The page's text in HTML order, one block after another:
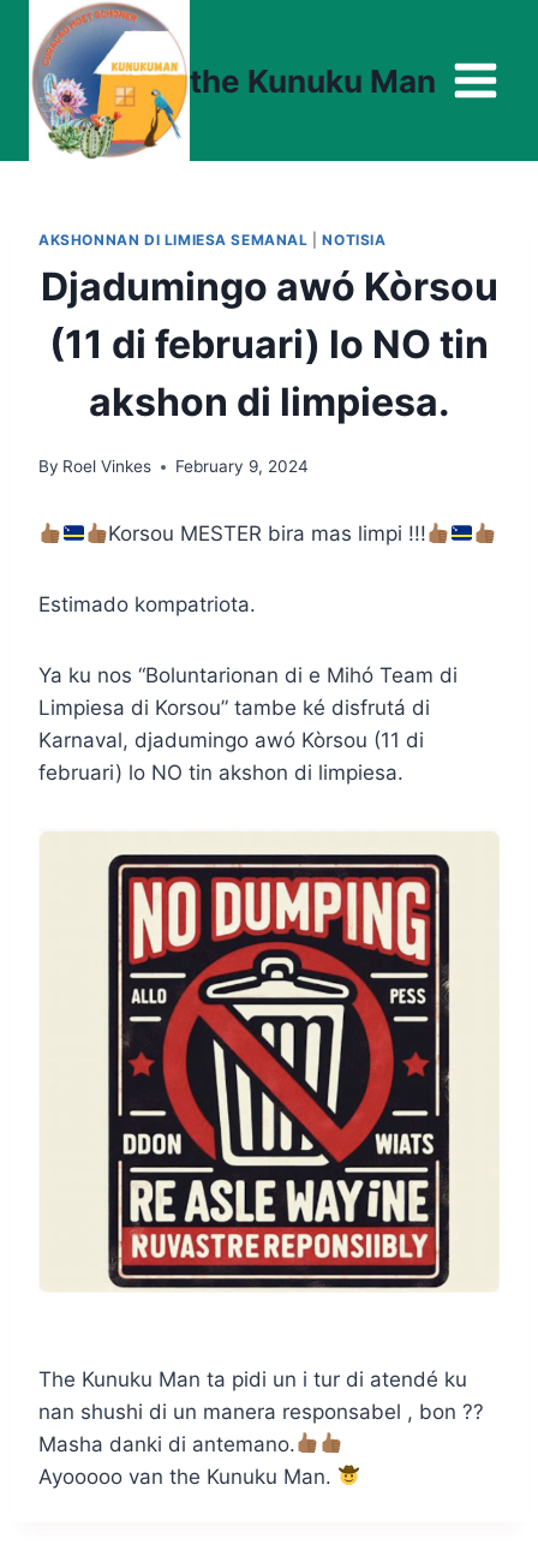
content
the Kunuku Man
AKSHONNAN DI LIMIESA SEMANAL |NOTISIA
Djadumingo awó Kòrsou
(11 di februari) lo NO tin
akshon di limpiesa.
By Roel Vinkes February 9, 2024
Korsou MESTER bira mas limpi !!!
Estimado kompatriota.
Ya ku nos “Boluntarionan di e Mihó Team di
Limpiesa di Korsou” tambe ké disfrutá di
Karnaval, djadumingo awó Kòrsou (11 di
februari) lo NO tin akshon di limpiesa.
The Kunuku Man ta pidi un i tur di atendé ku
nan shushi di un manera responsabel , bon ??
Masha danki di antemano.
Ayooooo van the Kunuku Man.